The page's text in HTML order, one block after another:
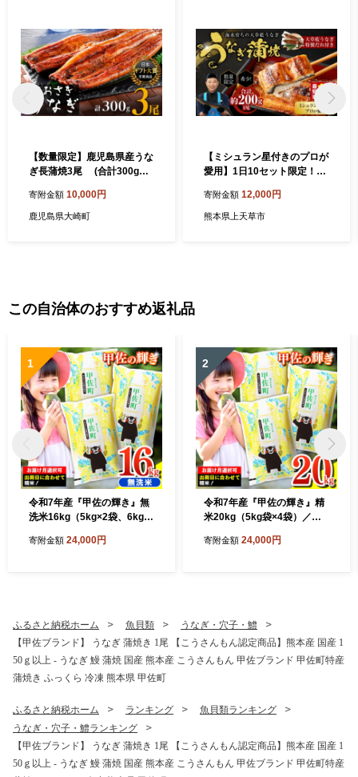
【数量限定】鹿児島県産うな
ぎ長蒲焼3尾 (合計300g以
れ うな重 ひつまぶし ウナギ
蒲焼 人気 おすすめ ふるさと
寄附金額 10,000円
鹿児島県大崎町
【ミシュラン星付きのプロが
愛用】1日10セット限定！海
き 1尾セット【合計約200
g】 数量限定!! 鰻 ウナギ う
寄附金額 12,000円
熊本県上天草市
この自治体のおすすめ返礼品
1
令和7年産『甲佐の輝き』無
洗米16kg（5kg×2袋、6kg×
米 - 国産 白米 無洗米 お米 ブ
定ZP】
寄附金額 24,000円
2
令和7年産『甲佐の輝き』精
米20kg（5kg袋×4袋）／出
米 精米 お米 ブレンド米 複数
寄附金額 24,000円
ふるさと納税ホーム 魚貝類
うなぎ・穴子・鱧
【甲佐ブランド】 うなぎ 蒲焼き 1尾 【こうさんもん認定商品】熊本産 国産 1
50ｇ以上 - うなぎ 鰻 蒲焼 国産 熊本産 こうさんもん 甲佐ブランド 甲佐町特産
蒲焼き ふっくら 冷凍 熊本県 甲佐町
ふるさと納税ホーム ランキング
魚貝類ランキング
うなぎ・穴子・鱧ランキング
【甲佐ブランド】 うなぎ 蒲焼き 1尾 【こうさんもん認定商品】熊本産 国産 1
50ｇ以上 - うなぎ 鰻 蒲焼 国産 熊本産 こうさんもん 甲佐ブランド 甲佐町特産